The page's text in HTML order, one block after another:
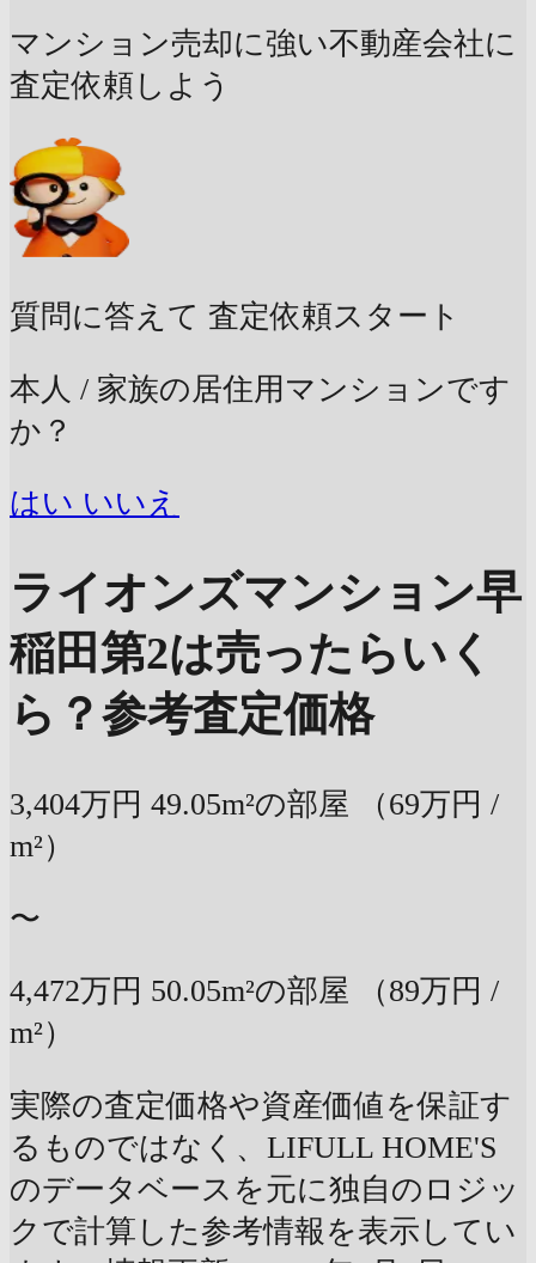
マンション売却に強い不動産会社に
査定依頼しよう
質問に答えて 査定依頼スタート
本人 / 家族の居住用マンションです
か？
はい いいえ
ライオンズマンション早
稲田第2は売ったらいく
ら？参考査定価格
3,404万円 49.05m²の部屋
（69万円 /
m²）
〜
4,472万円 50.05m²の部屋
（89万円 /
m²）
実際の査定価格や資産価値を保証す
るものではなく、LIFULL HOME'S
のデータベースを元に独自のロジッ
クで計算した参考情報を表示してい